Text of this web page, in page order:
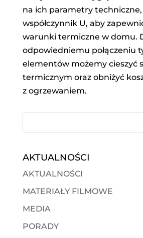
na ich parametry
współczynnik U, aby
warunki termiczne w domu.
odpowiedniemu połączeniu
elementów możemy cieszyć
termicznym oraz obniżyć
z ogrzewaniem.
AKTUALNOŚCI
AKTUALNOŚCI
MATERIAŁY FILMOWE
MEDIA
PORADY